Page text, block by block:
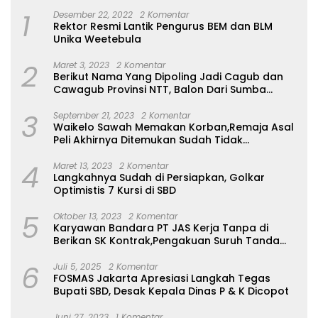
1 Desember 22, 2022 2 Komentar
Rektor Resmi Lantik Pengurus BEM dan BLM
Unika Weetebula
2 Maret 3, 2023 2 Komentar
Berikut Nama Yang Dipoling Jadi Cagub dan
Cawagub Provinsi NTT, Balon Dari Sumba
3 September 21, 2023 2 Komentar
Waikelo Sawah Memakan Korban,Remaja Asal
Peli Akhirnya Ditemukan Sudah Tidak
4 Maret 13, 2023 2 Komentar
Langkahnya Sudah di Persiapkan, Golkar
Optimistis 7 Kursi di SBD
5 Oktober 13, 2023 2 Komentar
Karyawan Bandara PT JAS Kerja Tanpa di
Berikan SK Kontrak,Pengakuan Suruh Tanda
6 Juli 5, 2025 2 Komentar
FOSMAS Jakarta Apresiasi Langkah Tegas
Bupati SBD, Desak Kepala Dinas P & K Dicopot